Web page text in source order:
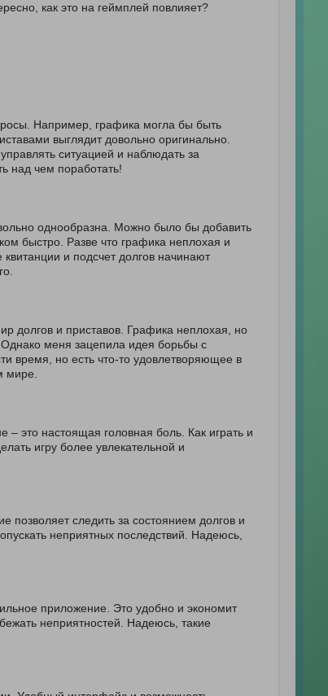
как это на геймплей повлияет?
Например, графика могла бы быть
выглядит довольно оригинально.
ситуацией и наблюдать за
над чем поработать!
однообразна. Можно было бы добавить
быстро. Разве что графика неплохая и
и подсчет долгов начинают
долгов и приставов. Графика неплохая, но
Однако меня зацепила идея борьбы с
время, но есть что-то удовлетворяющее в
мире.
это настоящая головная боль. Как играть и
игру более увлекательной и
позволяет следить за состоянием долгов и
неприятных последствий. Надеюсь,
приложение. Это удобно и экономит
неприятностей. Надеюсь, такие